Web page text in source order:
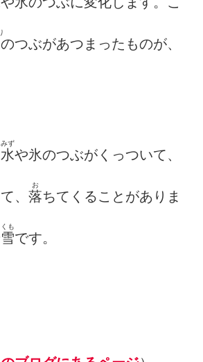
のつぶがあつまったものが、
水
みず
や氷のつぶがくっついて、
、 落
お
ちてくることがありま
雪
くも
です。